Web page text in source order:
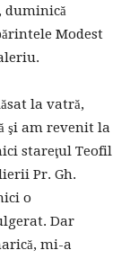
duminică
Modest
la vatră,
şi am revenit la
stareţul Teofil
Pr. Gh.
o
Dar
mi-a